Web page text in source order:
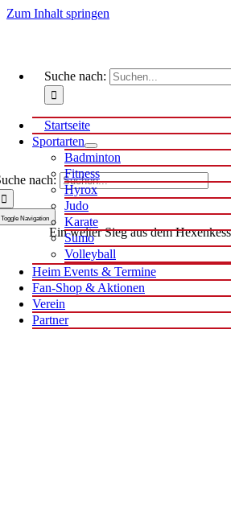
Zum Inhalt springen
nach:
Toggle Navigation
Startseite
Sportarten
Badminton
Fitness
Hyrox
Judo
Karate
Sumo
Volleyball
Heim Events & Termine
Fan-Shop & Aktionen
Verein
Partner
Suche nach:
Ein weiter Sieg aus dem